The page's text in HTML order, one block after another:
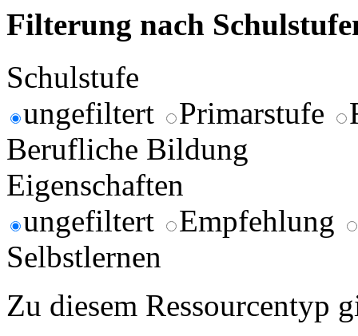
Filterung nach
Schulstufe
ungefiltert
Primarstufe
Berufliche Bildung
Eigenschaften
ungefiltert
Empfehlung
Selbstlernen
Zu diesem Ressourcentyp